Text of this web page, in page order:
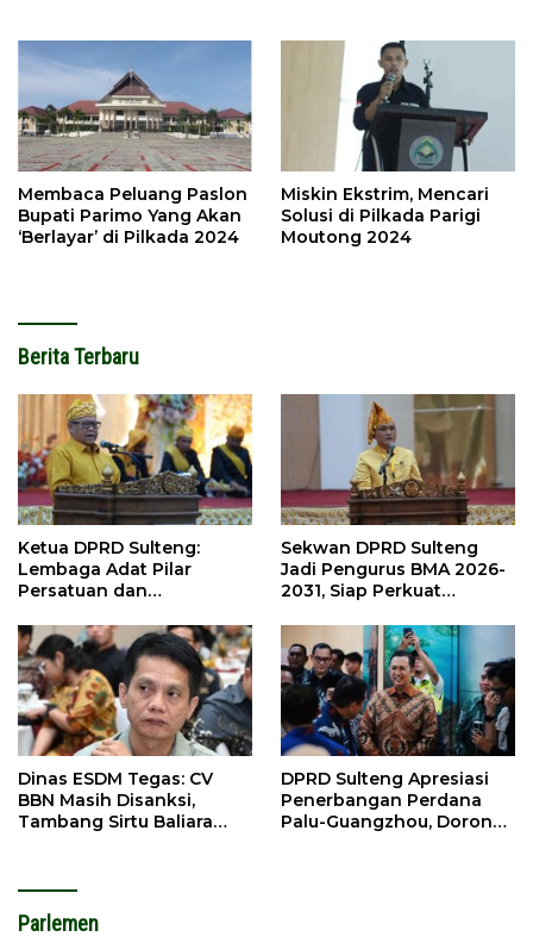
Membaca Peluang Paslon
Bupati Parimo Yang Akan
‘Berlayar’ di Pilkada 2024
Miskin Ekstrim, Mencari
Solusi di Pilkada Parigi
Moutong 2024
Berita Terbaru
Ketua DPRD Sulteng:
Lembaga Adat Pilar
Persatuan dan
Sekwan DPRD Sulteng
Jadi Pengurus BMA 2026-
2031, Siap Perkuat
Dinas ESDM Tegas: CV
BBN Masih Disanksi,
Tambang Sirtu Baliara
DPRD Sulteng Apresiasi
Penerbangan Perdana
Palu-Guangzhou, Dorong
Parlemen